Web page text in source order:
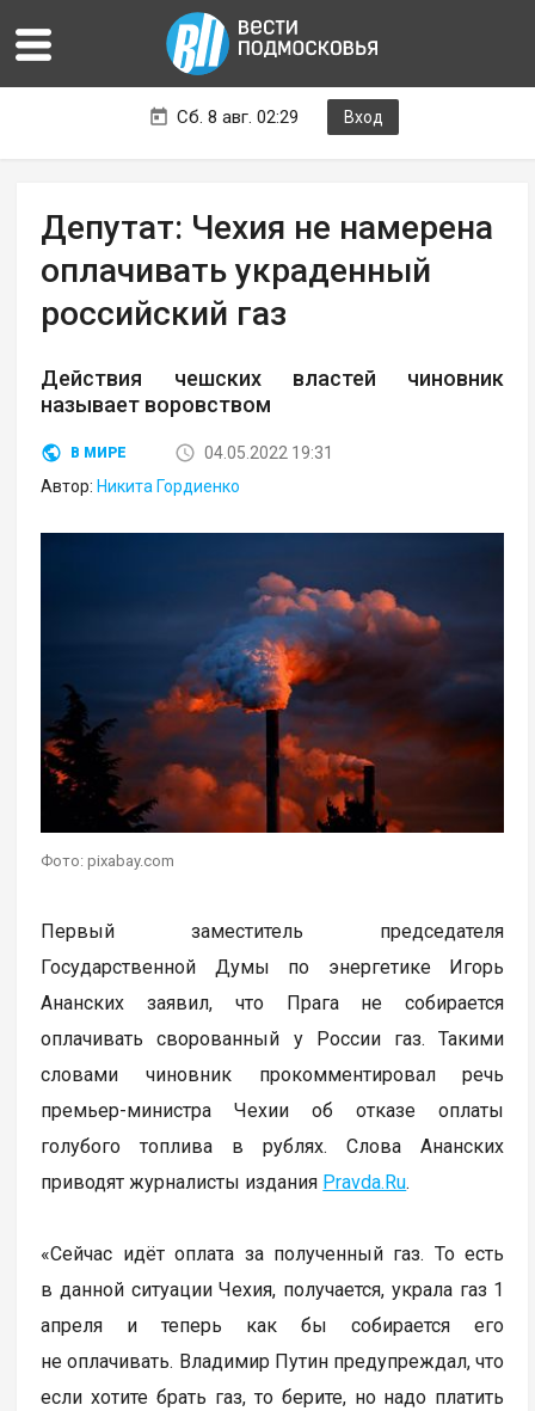
Сб. 8 авг. 02:29 Вход
Депутат: Чехия не намерена
оплачивать украденный
российский газ
Действия чешских властей чиновник
называет воровством
В МИРЕ
04.05.2022 19:31
Автор: Никита Гордиенко
Фото: pixabay.com
Первый заместитель председателя
Государственной Думы по энергетике Игорь
Ананских заявил, что Прага не собирается
оплачивать сворованный у России газ. Такими
словами чиновник прокомментировал речь
премьер-министра Чехии об отказе оплаты
голубого топлива в рублях. Слова Ананских
приводят журналисты издания Pravda.Ru.
«Сейчас идёт оплата за полученный газ. То есть
в данной ситуации Чехия, получается, украла газ 1
апреля и теперь как бы собирается его
не оплачивать. Владимир Путин предупреждал, что
если хотите брать газ, то берите, но надо платить